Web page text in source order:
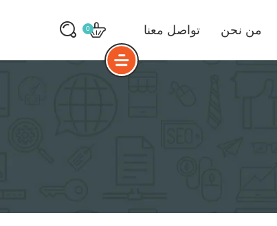
من نحن تواصل معنا 0